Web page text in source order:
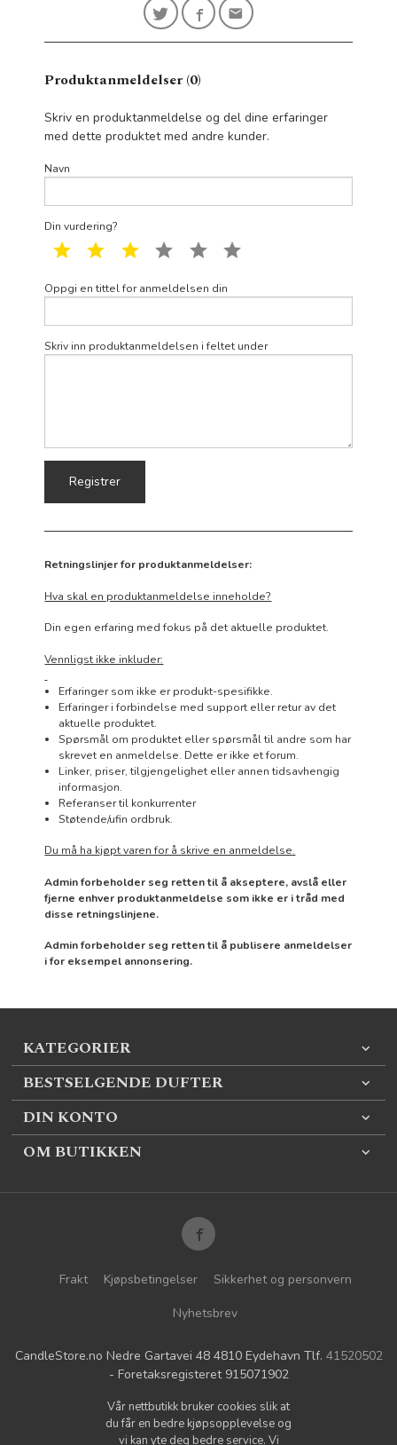
Produktanmeldelser (0)
Skriv en produktanmeldelse og del dine erfaringer
med dette produktet med andre kunder.
Navn
Din vurdering?
1 star 2 star 3 star 4 star 5 star
Oppgi en tittel for anmeldelsen din
Skriv inn produktanmeldelsen i feltet under
Retningslinjer for produktanmeldelser:
Hva skal en produktanmeldelse inneholde?
Din egen erfaring med fokus på det aktuelle produktet.
Vennligst ikke inkluder:
Erfaringer som ikke er produkt-spesifikke.
Erfaringer i forbindelse med support eller retur av det
aktuelle produktet.
Spørsmål om produktet eller spørsmål til andre som har
skrevet en anmeldelse. Dette er ikke et forum.
Linker, priser, tilgjengelighet eller annen tidsavhengig
informasjon.
Referanser til konkurrenter
Støtende/ufin ordbruk.
Du må ha kjøpt varen for å skrive en anmeldelse.
Admin forbeholder seg retten til å akseptere, avslå eller
fjerne enhver produktanmeldelse som ikke er i tråd med
disse retningslinjene.
Admin forbeholder seg retten til å publisere anmeldelser
i for eksempel annonsering.
KATEGORIER
BESTSELGENDE DUFTER
DIN KONTO
OM BUTIKKEN
Frakt Kjøpsbetingelser
Sikkerhet og personvern
Nyhetsbrev
CandleStore.no Nedre Gartavei 48 4810 Eydehavn Tlf. 41520502
- Foretaksregisteret 915071902
Vår nettbutikk bruker cookies slik at
du får en bedre kjøpsopplevelse og
vi kan yte deg bedre service. Vi